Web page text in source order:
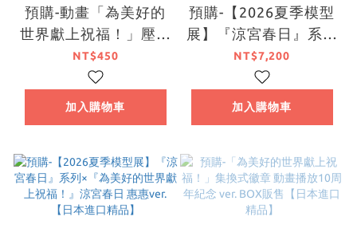
預購-動畫「為美好的
世界獻上祝福！」壓克
力人形立牌 Colorful
ver. 系列【日本進口精
品】
NT$450
加入購物車
預購-【2026夏季模型
展】『涼宮春日』系列
×『為美好的世界獻上
祝福！』涼宮春日 惠
惠ver. KADOKAWA特
NT$7,200
加入購物車